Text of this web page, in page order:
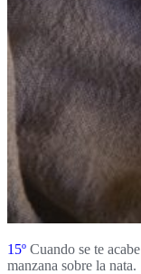
15º Cuando se te
manzana sobre la nata.